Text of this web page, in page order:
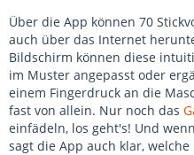
Über die App können 70
auch über das Internet
Bildschirm können diese
im Muster angepasst oder
einem Fingerdruck an die
fast von allein. Nur noch das
einfädeln, los geht's! Und
sagt die App auch klar,